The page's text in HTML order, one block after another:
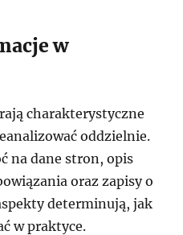
w
charakterystyczne
oddzielnie.
na dane stron, opis
oraz zapisy o
determinują, jak
w praktyce.